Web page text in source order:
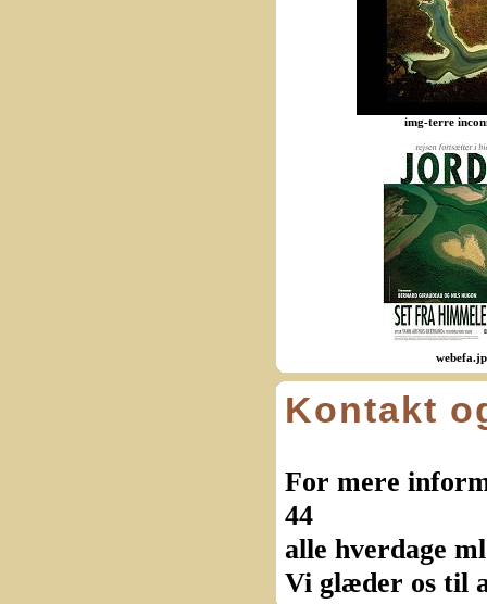
img-terre
Kontakt
For mere
44
alle hverdage
Vi glæder os til